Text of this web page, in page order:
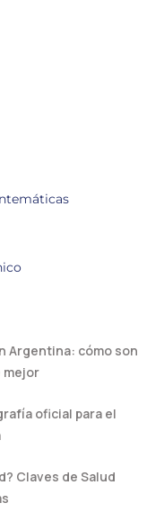
Argentina: cómo son
mejor
oficial para el
Claves de Salud